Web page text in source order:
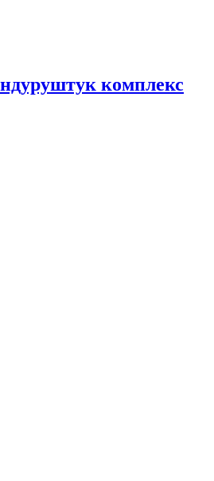
комплекс